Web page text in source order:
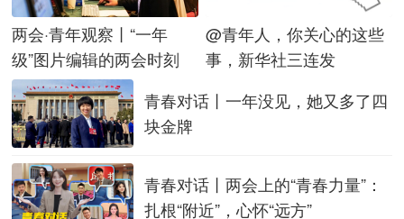
两会·青年观察丨“一年
级”图片编辑的两会时刻
@青年人，你关心的这些
事，新华社三连发
青春对话丨一年没见，她又多了四
块金牌
青春对话丨两会上的“青春力量”：
扎根“附近”，心怀“远方”